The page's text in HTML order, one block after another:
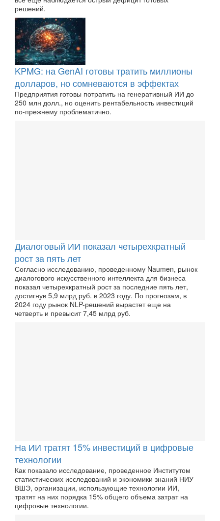
решений.
KPMG: на GenAI готовы тратить миллионы
долларов, но сомневаются в эффектах
Предприятия готовы потратить на генеративный ИИ до
250 млн долл., но оценить рентабельность инвестиций
по-прежнему проблематично.
Диалоговый ИИ показал четырехкратный
рост за пять лет
Согласно исследованию, проведенному Naumen, рынок
диалогового искусственного интеллекта для бизнеса
показал четырехкратный рост за последние пять лет,
достигнув 5,9 млрд руб. в 2023 году. По прогнозам, в
2024 году рынок NLP-решений вырастет еще на
четверть и превысит 7,45 млрд руб.
На ИИ тратят 15% инвестиций в цифровые
технологии
Как показало исследование, проведенное Институтом
статистических исследований и экономики знаний НИУ
ВШЭ, организации, использующие технологии ИИ,
тратят на них порядка 15% общего объема затрат на
цифровые технологии.